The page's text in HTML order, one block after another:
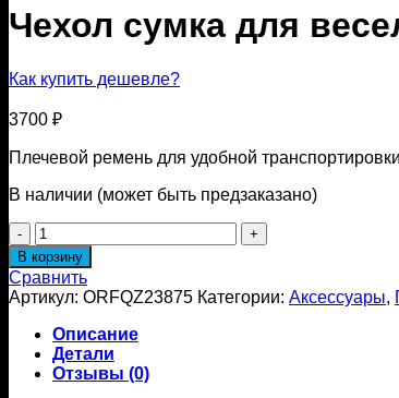
Чехол сумка для
Как купить дешевле?
3700 ₽
Плечевой ремень для удобной
В наличии (может быть предзаказано)
Количество
товара
Чехол
сумка
для
весел
Aqua
Marina
PADDLE
В корзину
Сравнить
Артикул: ORFQZ23875 Категории: Аксессуары,
Описание
Детали
Отзывы (0)